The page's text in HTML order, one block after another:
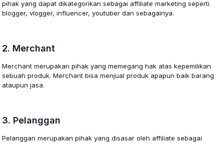
pihak yang dapat dikategorikan sebagai affiliate marketing seperti
blogger, vlogger, influencer, youtuber dan sebagainya.
2. Merchant
Merchant merupakan pihak yang memegang hak atas kepemilikan
sebuah produk. Merchant bisa menjual produk apapun baik barang
ataupun jasa.
3. Pelanggan
Pelanggan merupakan pihak yang disasar oleh affiliate sebagai